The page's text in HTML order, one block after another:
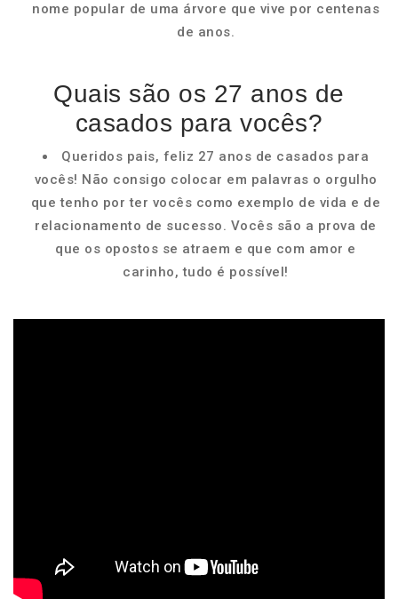
nome popular de uma árvore que vive por centenas
de anos.
Quais são os 27 anos de
casados para vocês?
Queridos pais, feliz 27 anos de casados para
vocês! Não consigo colocar em palavras o orgulho
que tenho por ter vocês como exemplo de vida e de
relacionamento de sucesso. Vocês são a prova de
que os opostos se atraem e que com amor e
carinho, tudo é possível!